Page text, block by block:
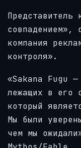
совпадением»,
компания
контроля».
«Sakana Fugu
лежащих в его
который
Мы были
чем мы